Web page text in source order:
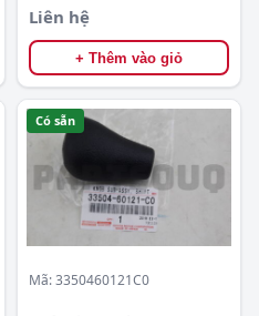
Liên hệ
+ Thêm vào giỏ
Có sẵn
Mã: 3350460121C0